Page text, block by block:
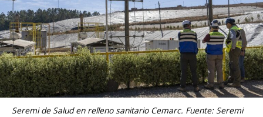
Seremi de Salud en relleno sanitario Cemarc. Fuente: Seremi